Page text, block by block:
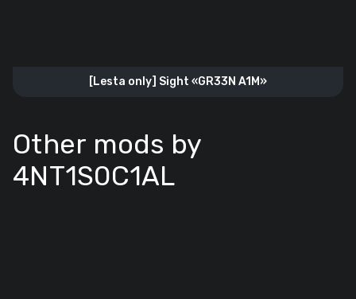
[Lesta only] Sight «GR33N A1M»
Other mods by
4NT1S0C1AL